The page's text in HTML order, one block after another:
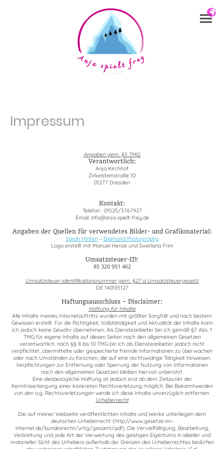
Impressum
Angaben gem. §5 TMG:
Verantwortlich:
Anja Kirchhof
Zirkelsteinstraße 10
01277 Dresden
Kontakt:
Telefon : 01525/3767927
Email: info@anja-spielt-frey.de
Angaben der Quellen für verwendetes Bilder- und Grafikmaterial:
Sarah Minten– Diamond Photography
Logo erstellt mit Manuel Henze und Swetlana Frim
Umsatzsteuer-ID:
85 320 951 462
Umsatzsteuer-identifikationsnummer gem. §27 a Umsatzsteuergesetz:
DE 140135127
Haftungsausschluss – Disclaimer:
Haftung für Inhalte
Alle Inhalte meines Internetauftritts wurden mit größter Sorgfalt und nach bestem
Gewissen erstellt. Für die Richtigkeit, Vollständigkeit und Aktualität der Inhalte kann
ich jedoch keine Gewähr übernehmen. Als Diensteanbieter bin ich gemäß §7 Abs. 1
TMG für eigene Inhalte auf diesen Seiten nach den allgemeinen Gesetzen
verantwortlich. nach §§ 8 bis 10 TMG bin ich als Diensteanbieter jedoch nicht
verpflichtet, übermittelte oder gespeicherte fremde Informationen zu überwachen
oder nach Umständen zu forschen, die auf eine rechtswidrige Tätigkeit hinweisen.
Verpflichtungen zur Entfernung oder Sperrung der Nutzung von Informationen
nach den allgemeinen Gesetzen bleiben hiervon unberührt.
Eine diesbezügliche Haftung ist jedoch erst ab dem Zeitpunkt der
Kenntniserlangung einer konkreten Rechtsverletzung möglich. Bei Bekanntwerden
von den o.g. Rechtsverletzungen werde ich diese Inhalte unverzüglich entfernen.
Urheberrecht
Die auf meiner Webseite veröffentlichten Inhalte und Werke unterliegen dem
deutschen Urheberrecht (http://www.gesetze-im-
internet.de/bundesrecht/urhg/gesamt/pdf). Die Vervielfältigung, Bearbeitung,
Verbreitung und jede Art der Verwertung des geistigen Eigentums in ideeller und
materieller Sicht des Urhebers außerhalb der Grenzen des Urheberrechtes bedürfen